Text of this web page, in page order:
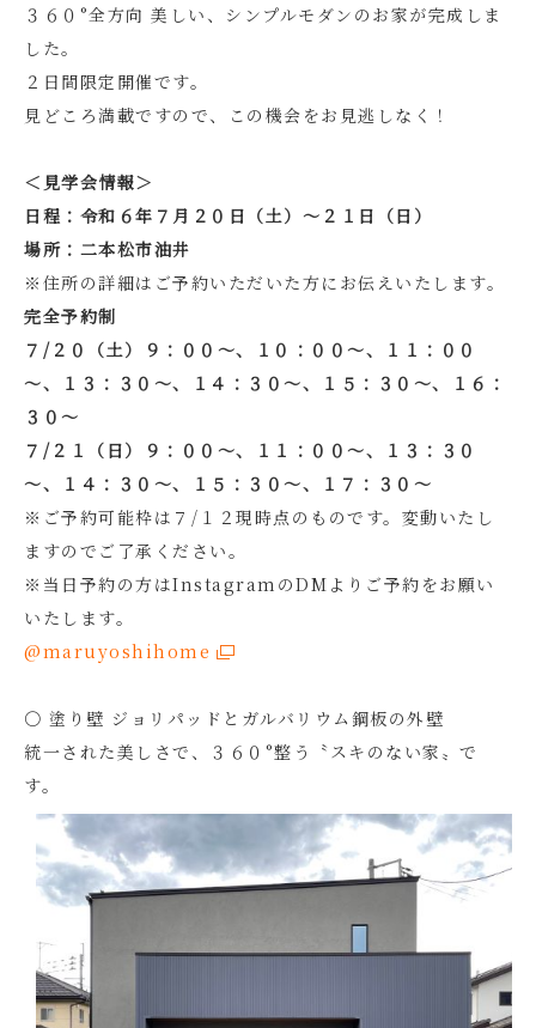
３６０°全方向 美しい、シンプルモダンのお家が完成しま
した。
２日間限定開催です。
見どころ満載ですので、この機会をお見逃しなく！
＜見学会情報＞
日程：令和６年７月２０日（土）～２１日（日）
場所：二本松市油井
※住所の詳細はご予約いただいた方にお伝えいたします。
完全予約制
７/２０（土）９：００～、１０：００～、１１：００
～、１３：３０～、１４：３０～、１５：３０～、１６：
３０～
７/２１（日）９：００～、１１：００～、１３：３０
～、１４：３０～、１５：３０～、１７：３０～
※ご予約可能枠は７/１２現時点のものです。変動いたし
ますのでご了承ください。
※当日予約の方はInstagramのDMよりご予約をお願い
いたします。
@maruyoshihome
〇 塗り壁 ジョリパッドとガルバリウム鋼板の外壁
統一された美しさで、３６０°整う〝スキのない家〟で
す。